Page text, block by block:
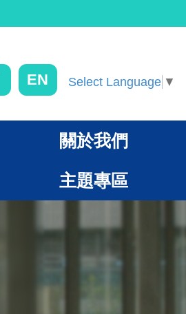
EN Select Language ▼
關於我們
主題專區